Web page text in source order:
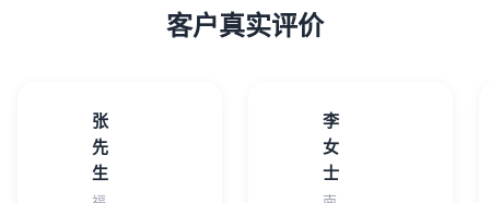
客户真实评价
张
先
生
李
女
士